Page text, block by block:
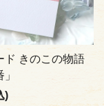
ド きのこの物語
)